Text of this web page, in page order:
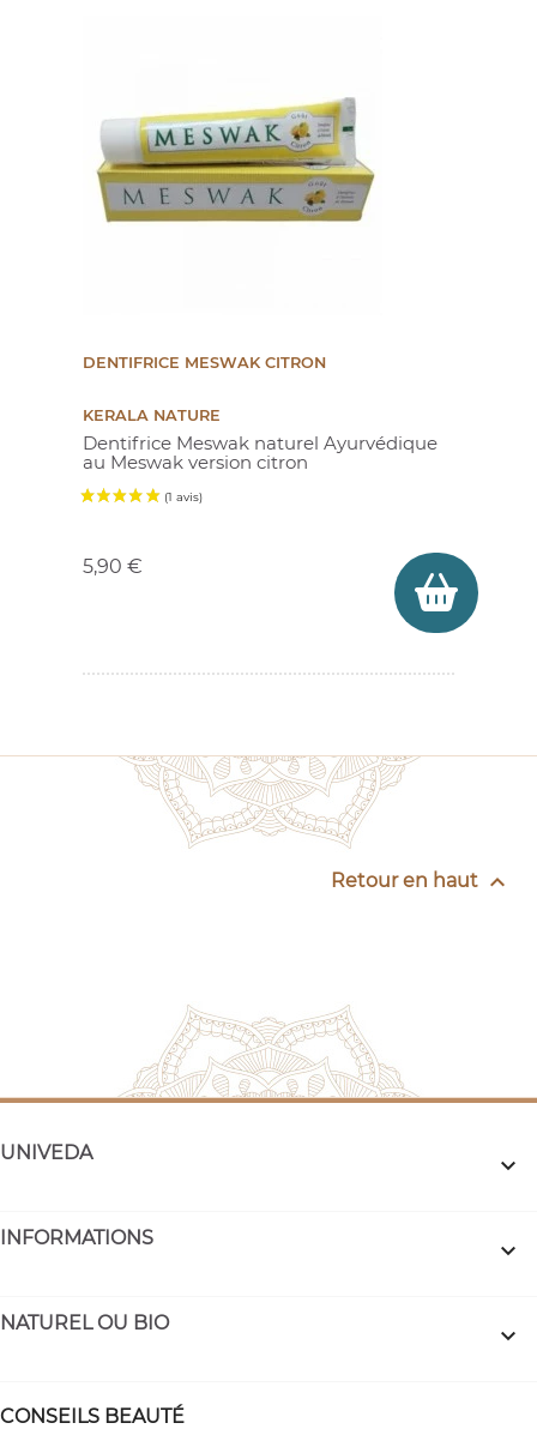
(1 avis)
DENTIFRICE MESWAK CITRON
KERALA NATURE
Dentifrice Meswak naturel Ayurvédique
au Meswak version citron
5,90 €
Retour en haut 
UNIVEDA 
INFORMATIONS 
NATUREL OU BIO 
CONSEILS BEAUTÉ